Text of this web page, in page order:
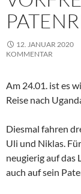
12. JANUAR 2020
KOMMENTAR
Am 24.01. ist es
Reise nach
Diesmal fahren
Uli und Niklas.
neugierig auf das
auch auf sein